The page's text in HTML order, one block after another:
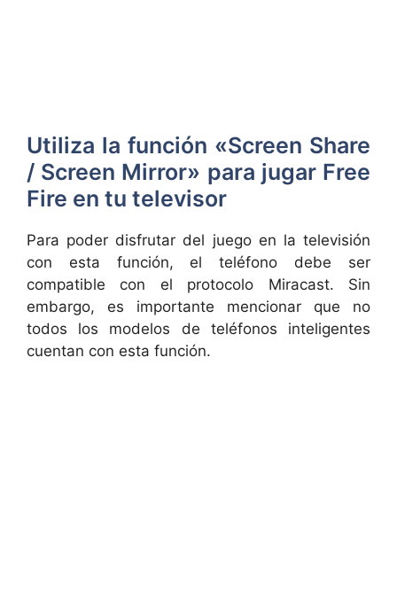
Utiliza la función «Screen Share
/ Screen Mirror» para jugar Free
Fire en tu televisor
Para poder disfrutar del juego en la televisión
con esta función, el teléfono debe ser
compatible con el protocolo Miracast. Sin
embargo, es importante mencionar que no
todos los modelos de teléfonos inteligentes
cuentan con esta función.